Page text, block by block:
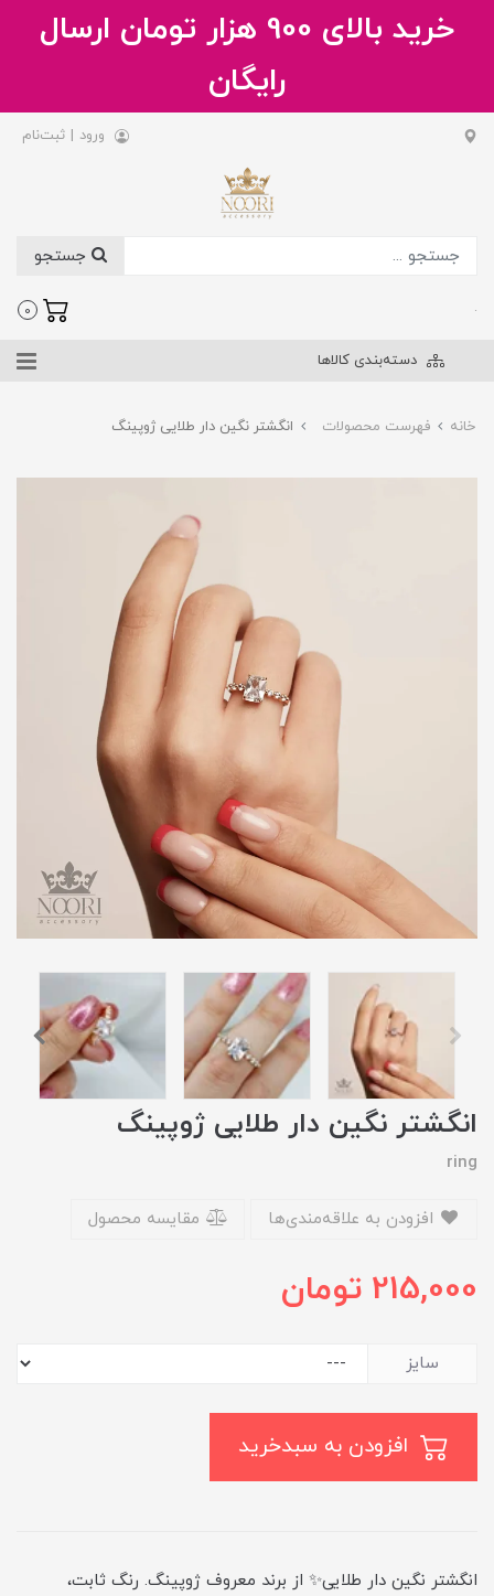
خرید بالای 900 هزار تومان ارسال
رایگان
ورود | ثبت‌نام
.
0
دسته‌بندی کالاها
خانه فهرست محصولات انگشتر نگین دار طلایی ژوپینگ
انگشتر نگین دار طلایی ژوپینگ
ring
مقایسه محصول
215,000 تومان
سایز
انگشتر نگین دار طلایی✨ از برند معروف ژوپینگ. رنگ ثابت،